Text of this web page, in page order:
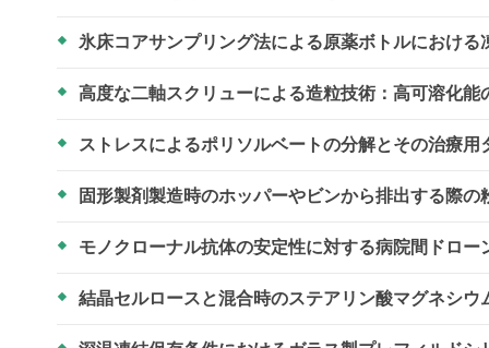
氷床コアサンプリング法による原薬ボトルにおけ
高度な二軸スクリューによる造粒技術：高可溶化
ストレスによるポリソルベートの分解とその治療
固形製剤製造時のホッパーやビンから排出する際
モノクローナル抗体の安定性に対する病院間ドロ
結晶セルロースと混合時のステアリン酸マグネシ